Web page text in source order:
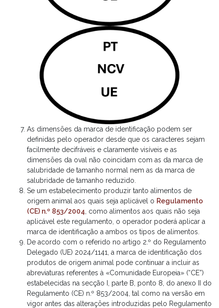
As dimensões da marca de identificação podem ser
definidas pelo operador desde que os caracteres sejam
facilmente decifráveis e claramente visíveis e as
dimensões da oval não coincidam com as da marca de
salubridade de tamanho normal nem as da marca de
salubridade de tamanho reduzido.
Se um estabelecimento produzir tanto alimentos de
origem animal aos quais seja aplicável o Regulamento
(CE) n.º 853/2004 , como alimentos aos quais não seja
aplicável este regulamento, o operador poderá aplicar a
marca de identificação a ambos os tipos de alimentos.
De acordo com o referido no artigo 2.º do Regulamento
Delegado (UE) 2024/1141, a marca de identificação dos
produtos de origem animal pode continuar a incluir as
abreviaturas referentes à «Comunidade Europeia» (“CE”)
estabelecidas na secção I, parte B, ponto 8, do anexo II do
Regulamento (CE) n.º 853/2004, tal como na versão em
vigor antes das alterações introduzidas pelo Regulamento